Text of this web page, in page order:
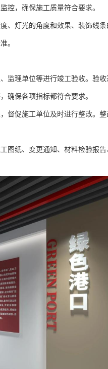
控，确保施工质量符合要求。
、灯光的角度和效果、装饰线
。
监理单位等进行竣工验收。验
确保各项指标都符合要求。
督促施工单位及时进行整改。
图纸、变更通知、材料检验报